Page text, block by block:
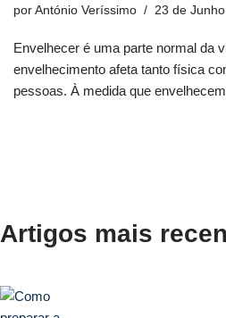
por António Veríssimo 23 de
Envelhecer é uma parte normal da
envelhecimento afeta tanto física
pessoas. À medida que
Artigos mais